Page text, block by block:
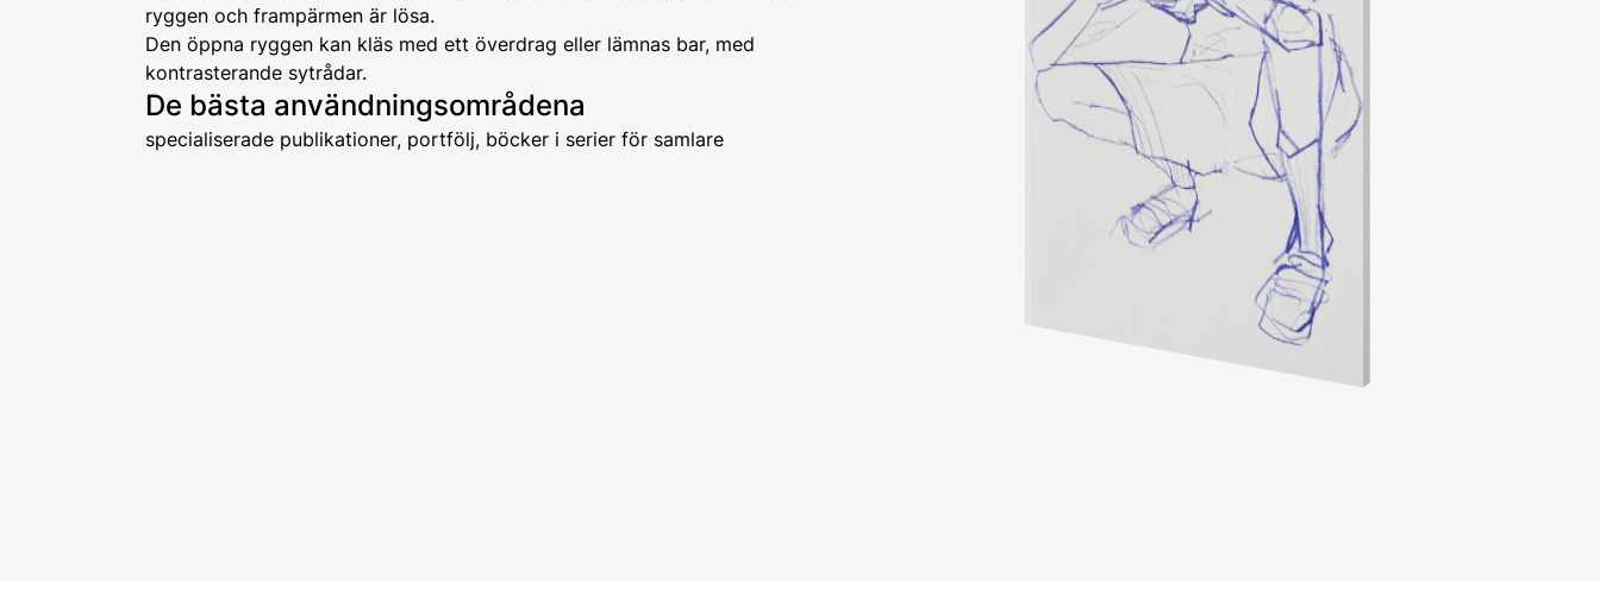
ryggen och frampärmen är lösa.
Den öppna ryggen kan kläs med ett överdrag eller lämnas bar, med
kontrasterande sytrådar.
De bästa användningsområdena
specialiserade publikationer, portfölj, böcker i serier för samlare